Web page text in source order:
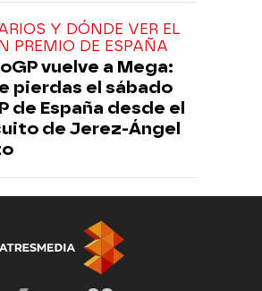
Y DÓNDE VER EL
PREMIO DE ESPAÑA
vuelve a Mega:
pierdas el sábado
de España desde el
de Jerez-Ángel